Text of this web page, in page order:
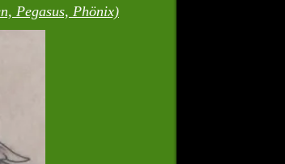
Pegasus, Phönix)